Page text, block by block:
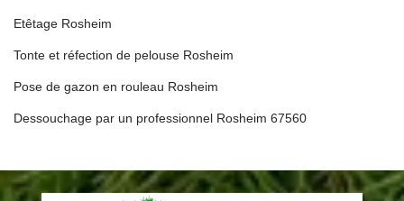
Etêtage Rosheim
Tonte et réfection de pelouse Rosheim
Pose de gazon en rouleau Rosheim
Dessouchage par un professionnel Rosheim 67560